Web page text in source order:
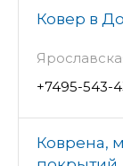
Ковер в
+7495-543-
Коврена,